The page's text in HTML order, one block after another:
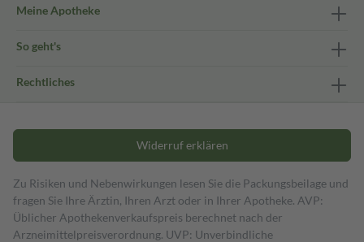
Meine Apotheke
So geht's
Rechtliches
Widerruf erklären
Zu Risiken und Nebenwirkungen lesen Sie die Packungsbeilage und
fragen Sie Ihre Ärztin, Ihren Arzt oder in Ihrer Apotheke. AVP:
Üblicher Apothekenverkaufspreis berechnet nach der
Arzneimittelpreisverordnung. UVP: Unverbindliche